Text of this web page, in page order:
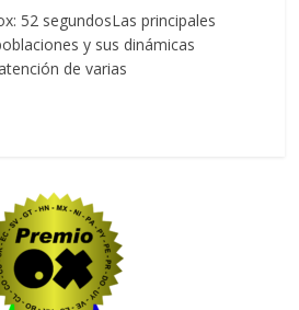
52 segundosLas principales
y sus dinámicas
de varias